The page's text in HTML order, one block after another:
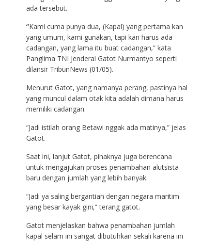
ada tersebut.
“Kami cuma punya dua, (Kapal) yang pertama kan
yang umum, kami gunakan, tapi kan harus ada
cadangan, yang lama itu buat cadangan,” kata
Panglima TNI Jenderal Gatot Nurmantyo seperti
dilansir TribunNews (01/05).
Menurut Gatot, yang namanya perang, pastinya hal
yang muncul dalam otak kita adalah dimana harus
memiliki cadangan.
“Jadi istilah orang Betawi nggak ada matinya,” jelas
Gatot.
Saat ini, lanjut Gatot, pihaknya juga berencana
untuk mengajukan proses penambahan alutsista
baru dengan jumlah yang lebih banyak.
“Jadi ya saling bergantian dengan negara maritim
yang besar kayak gini,” terang gatot.
Gatot menjelaskan bahwa penambahan jumlah
kapal selam ini sangat dibutuhkan sekali karena ini